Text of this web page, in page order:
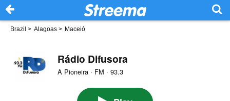
Brazil > Alagoas > Maceió
Rádio Difusora
A Pioneira · FM · 93.3